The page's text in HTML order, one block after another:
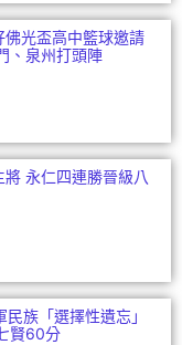
佛光盃高中籃球邀請
、泉州打頭陣
永仁四連勝晉級八
民族「選擇性遺忘」
賢60分